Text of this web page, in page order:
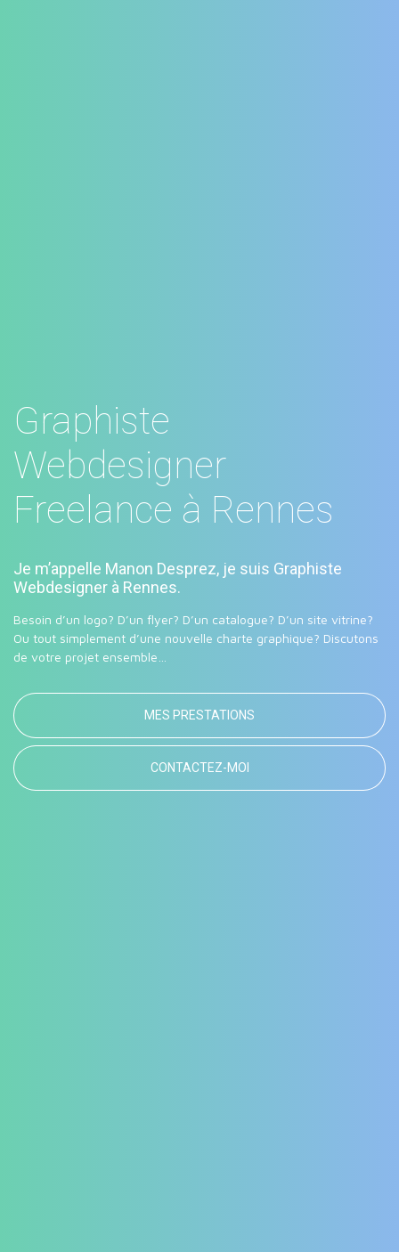
Graphiste
Webdesigner
Freelance à Rennes
Je m’appelle Manon Desprez, je suis Graphiste
Webdesigner à Rennes.
Besoin d’un logo? D’un flyer? D’un catalogue? D’un site vitrine?
Ou tout simplement d’une nouvelle charte graphique? Discutons
de votre projet ensemble…
MES PRESTATIONS
CONTACTEZ-MOI